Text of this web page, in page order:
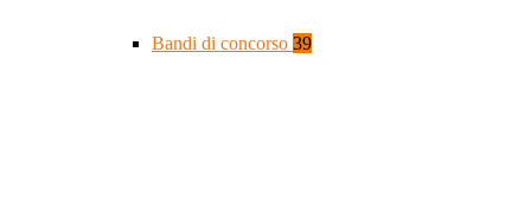
Bandi di concorso 39